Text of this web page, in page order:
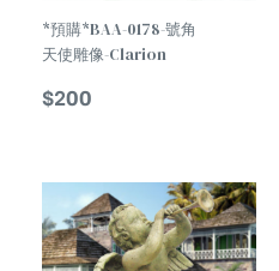
*預購*BAA-0178-號角
天使雕像-Clarion
$200